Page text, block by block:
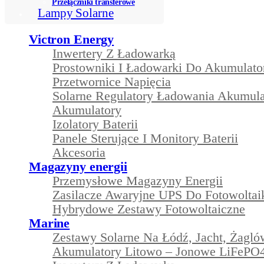
Przełączniki transferowe
Lampy Solarne
Victron Energy
Inwertery Z Ładowarką
Prostowniki I Ładowarki Do
Przetwornice Napięcia
Solarne Regulatory Ładowania
Akumulatory
Izolatory Baterii
Panele Sterujące I Monitory Baterii
Akcesoria
Magazyny energii
Przemysłowe Magazyny Energii
Zasilacze Awaryjne UPS Do
Hybrydowe Zestawy Fotowoltaiczne
Marine
Zestawy Solarne Na Łódź, Jacht,
Akumulatory Litowo – Jonowe